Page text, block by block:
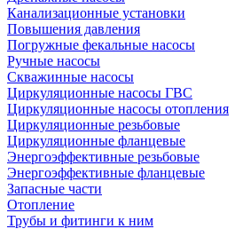
Канализационные установки
Повышения давления
Погружные фекальные насосы
Ручные насосы
Скважинные насосы
Циркуляционные насосы ГВС
Циркуляционные насосы отопления
Циркуляционные резьбовые
Циркуляционные фланцевые
Энергоэффективные резьбовые
Энергоэффективные фланцевые
Запасные части
Отопление
Трубы и фитинги к ним